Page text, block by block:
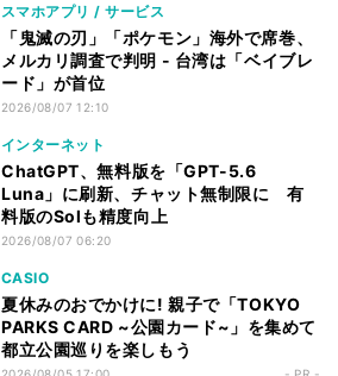
スマホアプリ / サービス
「鬼滅の刃」「ポケモン」海外で席巻、
メルカリ調査で判明 - 台湾は「ベイブレ
ード」が首位
2026/08/07 12:10
インターネット
ChatGPT、無料版を「GPT-5.6
Luna」に刷新、チャット無制限に 有
料版のSolも精度向上
2026/08/07 06:20
CASIO
夏休みのおでかけに! 親子で「TOKYO
PARKS CARD ~公園カード~」を集めて
都立公園巡りを楽しもう